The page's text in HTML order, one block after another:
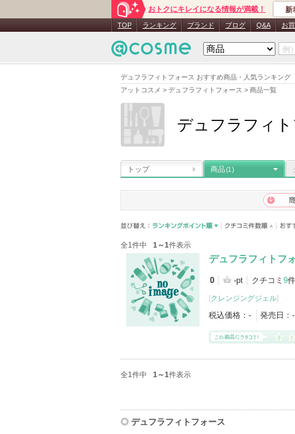
デュフラフィトフォース おすすめ商品・人気ランキング
アットコスメ > デュフラフィトフォース > 商品一覧
おトクにキレイになる情報が満載！ 新
TOP ランキング ブランド ブログ Q&A お
デュフラフィ
トップ 商品(1)
全1件中 1～1件表示
デュフラフィトフ
0 -pt クチコミ 9件
[クレンジングジェル]
税込価格： - 発売日： -
全1件中 1～1件表示
デュフラフィトフォース